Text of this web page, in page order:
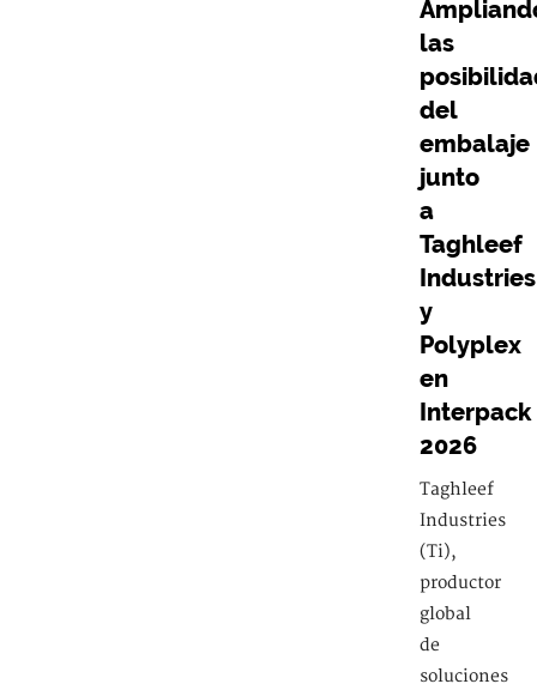
las
del
embalaje
junto
a
Taghleef
Industries
y
Polyplex
en
Interpack
2026
Taghleef
Industries
(Ti),
productor
global
de
soluciones